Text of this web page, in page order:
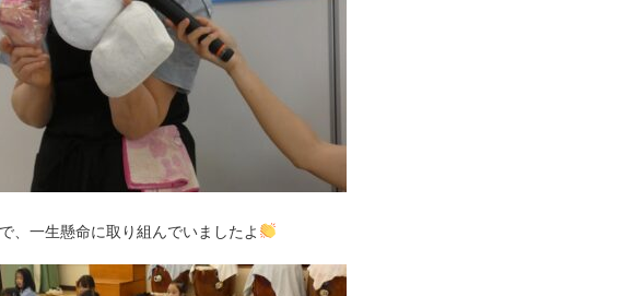
、一生懸命に取り組んでいましたよ